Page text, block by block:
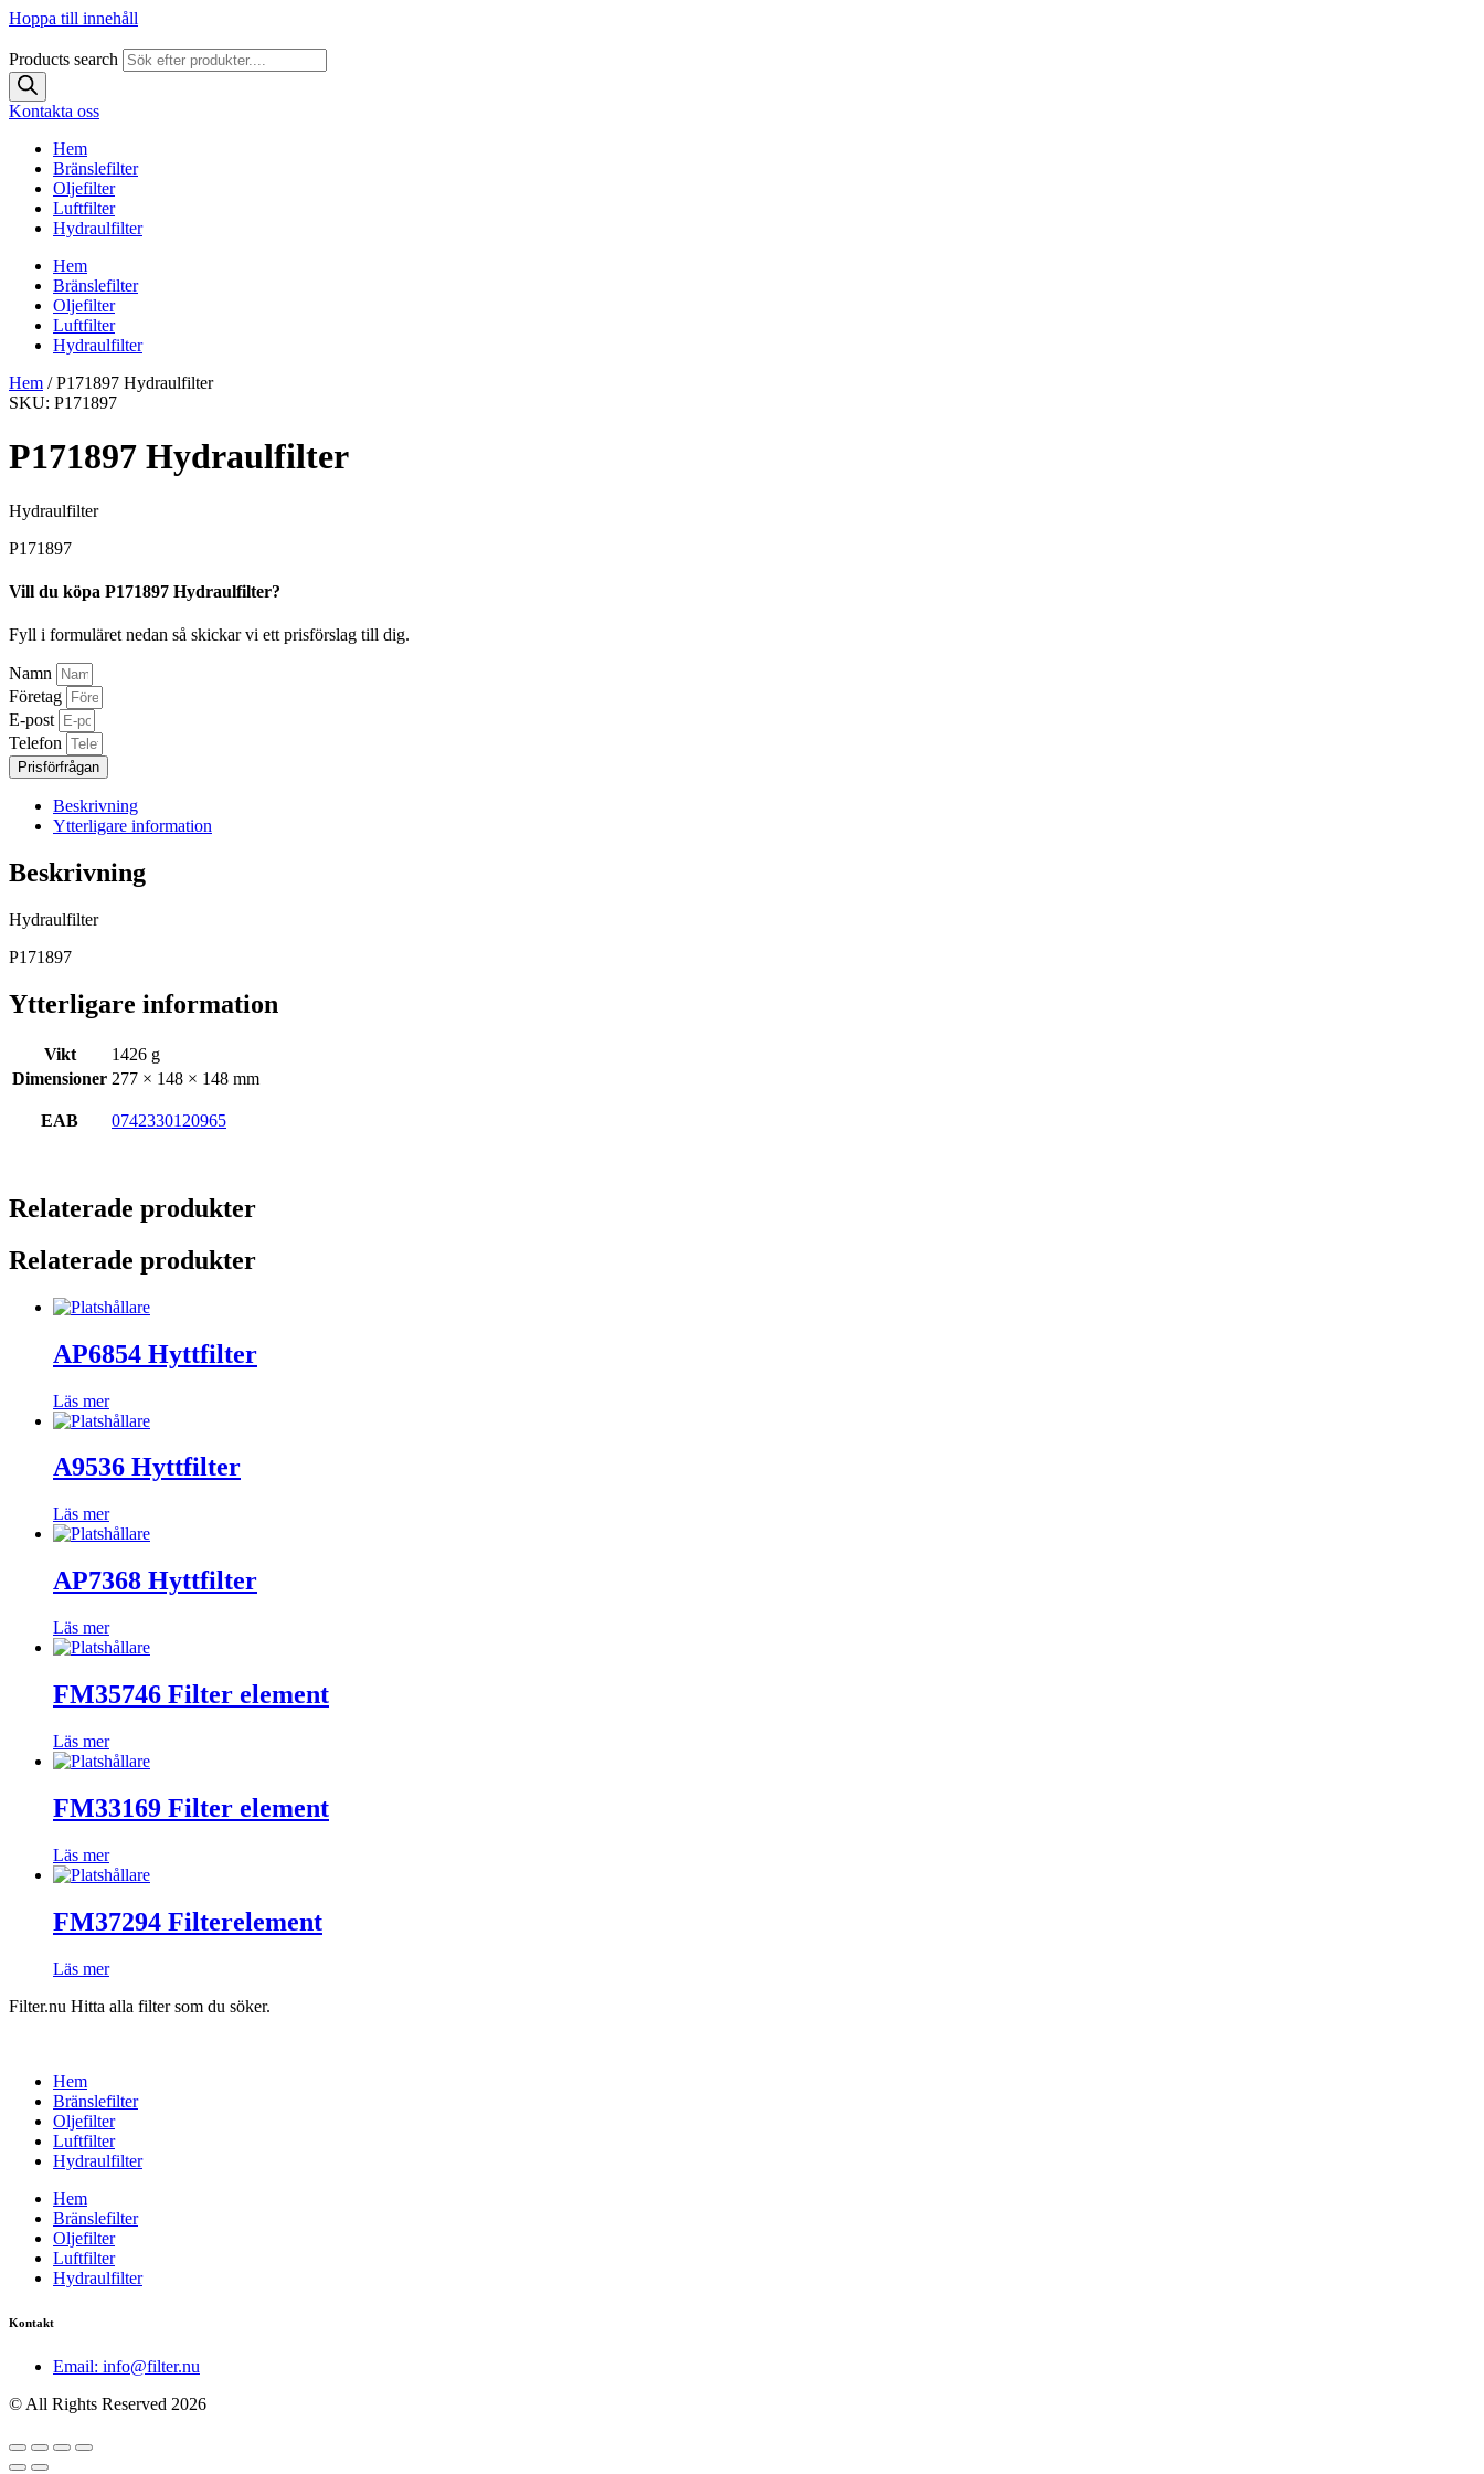
Hoppa till innehåll
Products search
Kontakta oss
Hem
Bränslefilter
Oljefilter
Luftfilter
Hydraulfilter
Hem
Bränslefilter
Oljefilter
Luftfilter
Hydraulfilter
Hem / P171897 Hydraulfilter
SKU: P171897
P171897 Hydraulfilter
Hydraulfilter
P171897
Vill du köpa P171897 Hydraulfilter?
Fyll i formuläret nedan så skickar vi ett prisförslag till dig.
Namn
Företag
E-post
Telefon
Prisförfrågan
Beskrivning
Ytterligare information
Beskrivning
Hydraulfilter
P171897
Ytterligare information
Vikt
1426 g
Dimensioner 277 × 148 × 148 mm
EAB 0742330120965
Relaterade produkter
Relaterade produkter
AP6854 Hyttfilter
Läs mer
A9536 Hyttfilter
Läs mer
AP7368 Hyttfilter
Läs mer
FM35746 Filter element
Läs mer
FM33169 Filter element
Läs mer
FM37294 Filterelement
Läs mer
Filter.nu Hitta alla filter som du söker.
Hem
Bränslefilter
Oljefilter
Luftfilter
Hydraulfilter
Hem
Bränslefilter
Oljefilter
Luftfilter
Hydraulfilter
Kontakt
Email: info@filter.nu
© All Rights Reserved 2026